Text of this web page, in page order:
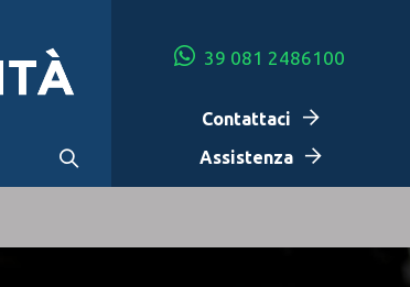
39 081 2486100
Contattaci
Assistenza